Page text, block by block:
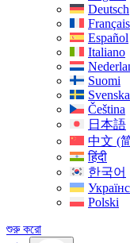
Deutsch
Français
Español
Italiano
Suomi
Svenska
Čeština
日本語
中文 (
हिंदी
한국어
Polski
শুরু করো